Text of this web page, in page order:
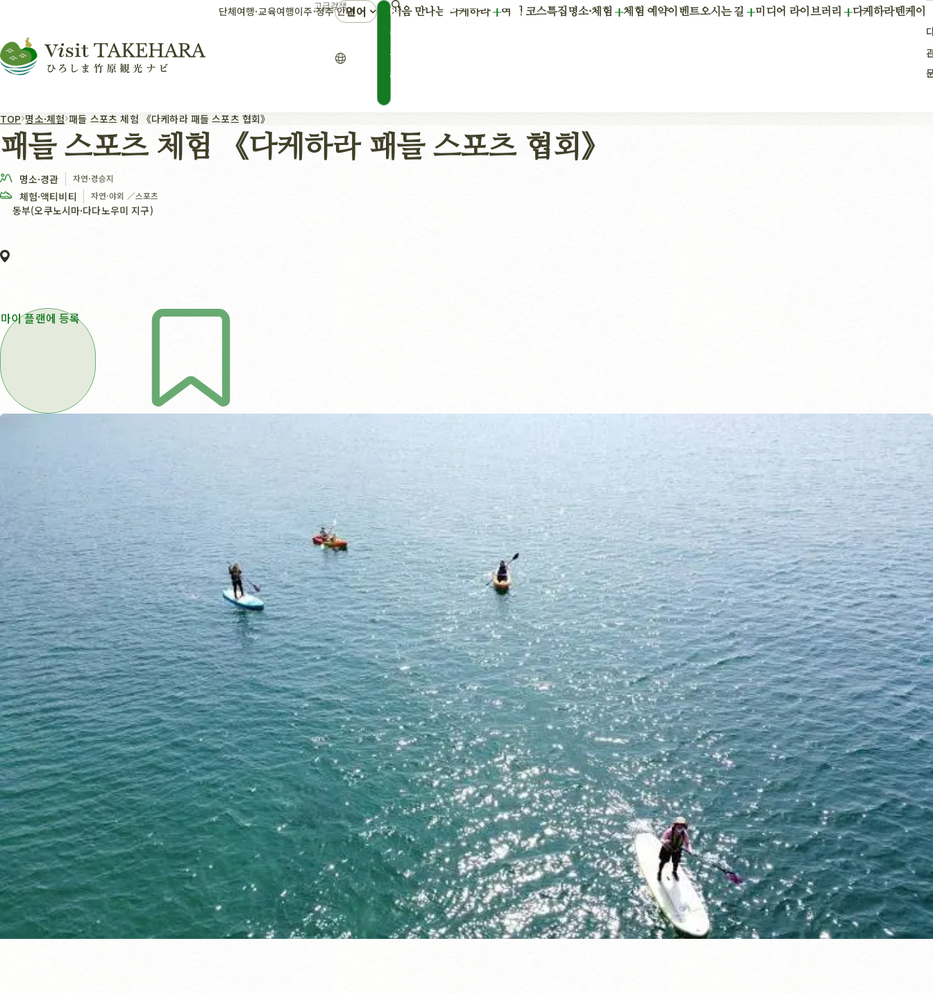
단체여행·교육여행이주·정주 안내언어
마
이
플
랜
처음 만나는 다케하라 여행 코스특집명소·체험 체험 예약이벤트오시는 길 미디어 라이브러리 다케하라텐케이
TOP 명소·체험 패들 스포츠 체험 《다케하라 패들 스포츠 협회》
패들 스포츠 체험 《다케하라 패들 스포츠 협회》
명소·경관 자연·경승지
체험·액티비티 자연·야외 ／스포츠
동부(오쿠노시마·다다노우미 지구)
마이 플랜에 등록